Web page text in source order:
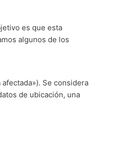
es que esta
algunos de los
Se considera
de ubicación, una